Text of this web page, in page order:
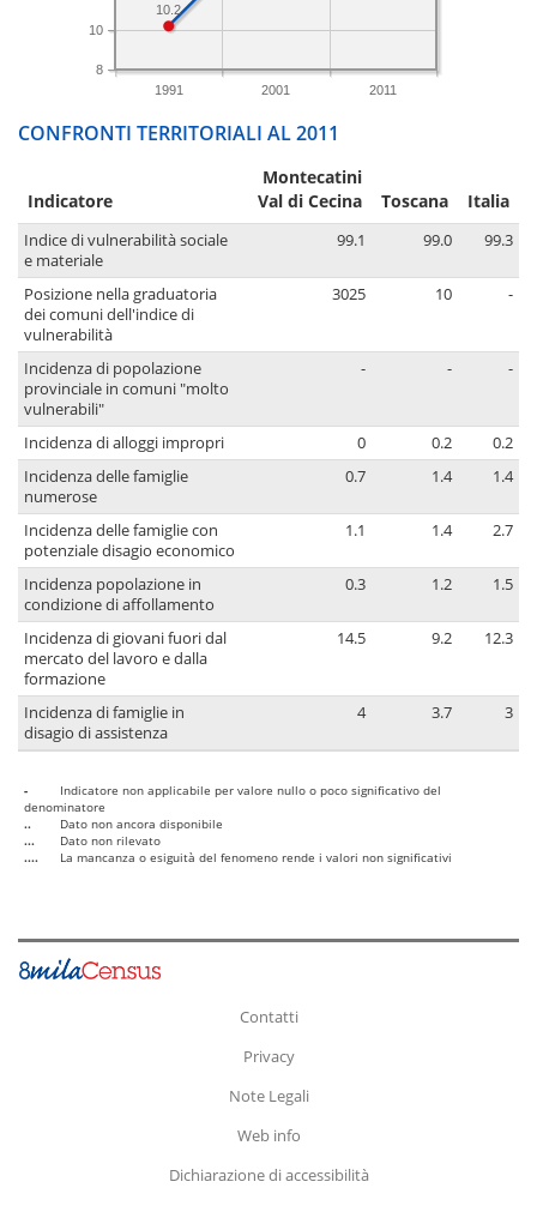
1991 2001 2011
8
10
10.2
CONFRONTI TERRITORIALI AL 2011
Indicatore
Montecatini
Val di Cecina
Toscana Italia
Indice di vulnerabilità sociale
e materiale
99.1 99.0 99.3
Posizione nella graduatoria
dei comuni dell'indice di
vulnerabilità
3025 10 -
Incidenza di popolazione
provinciale in comuni "molto
vulnerabili"
- - -
Incidenza di alloggi impropri 0 0.2
0.2
Incidenza delle famiglie
numerose
0.7 1.4 1.4
Incidenza delle famiglie con
potenziale disagio economico
1.1 1.4 2.7
Incidenza popolazione in
condizione di affollamento
0.3 1.2 1.5
Incidenza di giovani fuori dal
mercato del lavoro e dalla
formazione
14.5 9.2 12.3
Incidenza di famiglie in
disagio di assistenza
4 3.7 3
-
Indicatore non applicabile per valore nullo o poco significativo del
denominatore
..
Dato non ancora disponibile
...
Dato non rilevato
....
La mancanza o esiguità del fenomeno rende i valori non significativi
Contatti
Privacy
Note Legali
Web info
Dichiarazione di accessibilità